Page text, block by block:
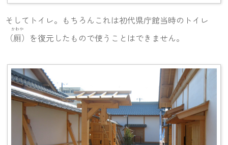
そしてトイレ。もちろんこれは初代県庁館当時のトイレ
（厠
かわや
）を復元したもので使うことはできません。